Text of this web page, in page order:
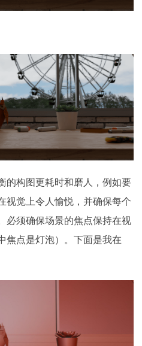
的构图更耗时和磨人，例如要
视觉上令人愉悦，并确保每个
必须确保场景的焦点保持在视
焦点是灯泡）。下面是我在